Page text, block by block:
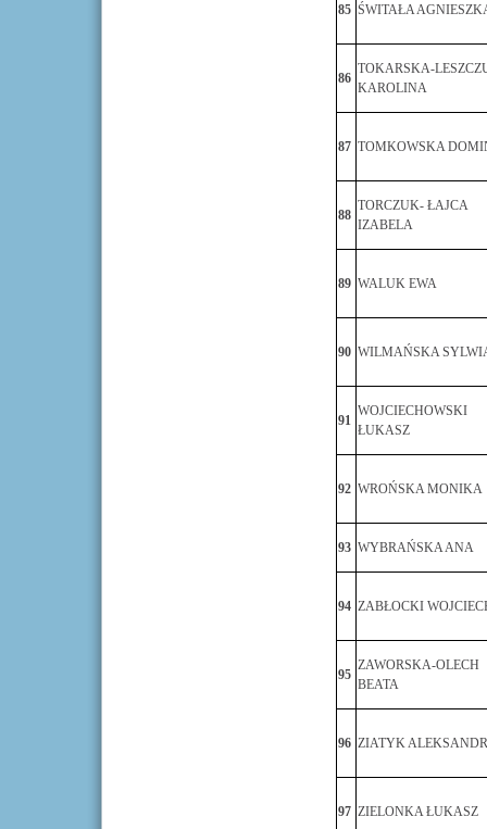
85 ŚWITAŁA
86
TOKARSKA-
KAROLINA
87 TOMKOWSKA
88
TORCZUK- ŁAJCA
IZABELA
89 WALUK EWA
90 WILMAŃSKA
91
WOJCIECHOWSKI
ŁUKASZ
92 WROŃSKA MONIKA
93 WYBRAŃSKA ANA
94 ZABŁOCKI
95
ZAWORSKA-OLECH
BEATA
96 ZIATYK
97 ZIELONKA ŁUKASZ